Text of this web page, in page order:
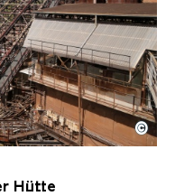
Hütte mit
Hütte | Karl
©
Hütte